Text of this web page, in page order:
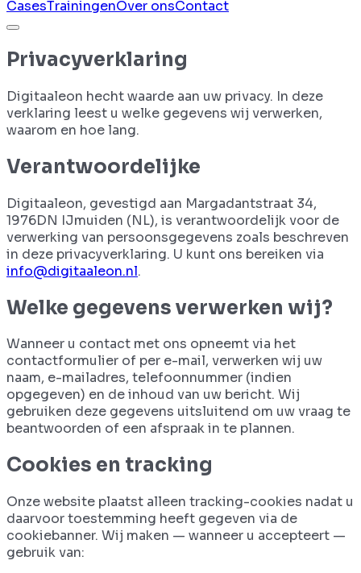
CasesTrainingenOver onsContact
Privacyverklaring
Digitaaleon hecht waarde aan uw privacy. In deze
verklaring leest u welke gegevens wij verwerken,
waarom en hoe lang.
Verantwoordelijke
Digitaaleon, gevestigd aan Margadantstraat 34,
1976DN IJmuiden (NL), is verantwoordelijk voor de
verwerking van persoonsgegevens zoals beschreven
in deze privacyverklaring. U kunt ons bereiken via
info@digitaaleon.nl.
Welke gegevens verwerken wij?
Wanneer u contact met ons opneemt via het
contactformulier of per e-mail, verwerken wij uw
naam, e-mailadres, telefoonnummer (indien
opgegeven) en de inhoud van uw bericht. Wij
gebruiken deze gegevens uitsluitend om uw vraag te
beantwoorden of een afspraak in te plannen.
Cookies en tracking
Onze website plaatst alleen tracking-cookies nadat u
daarvoor toestemming heeft gegeven via de
cookiebanner. Wij maken — wanneer u accepteert —
gebruik van: